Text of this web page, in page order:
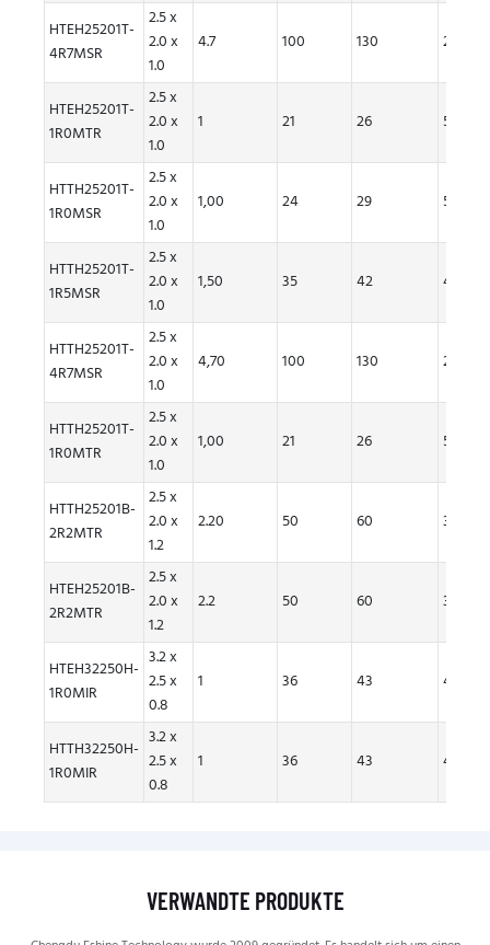
HTEH25201T-
4R7MSR
2.5 x
2.0 x
1.0
4.7 100 130 2.3
HTEH25201T-
1R0MTR
2.5 x
2.0 x
1.0
1 21 26 5.7
HTTH25201T-
1R0MSR
2.5 x
2.0 x
1.0
1,00 24 29 5,50
HTTH25201T-
1R5MSR
2.5 x
2.0 x
1.0
1,50 35 42 4,00
HTTH25201T-
4R7MSR
2.5 x
2.0 x
1.0
4,70 100 130 2.30
HTTH25201T-
1R0MTR
2.5 x
2.0 x
1.0
1,00 21 26 5,70
HTTH25201B-
2R2MTR
2.5 x
2.0 x
1.2
2.20 50 60 3.20
HTEH25201B-
2R2MTR
2.5 x
2.0 x
1.2
2.2 50 60 3.2
HTEH32250H-
1R0MIR
3.2 x
2.5 x
0.8
1 36 43 4.4
HTTH32250H-
1R0MIR
3.2 x
2.5 x
0.8
1 36 43 4.4
VERWANDTE PRODUKTE